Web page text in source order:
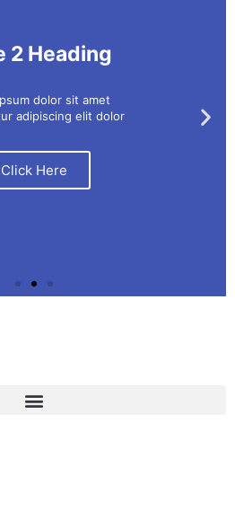
2 Heading
dolor sit amet
adipiscing elit dolor
Click Here